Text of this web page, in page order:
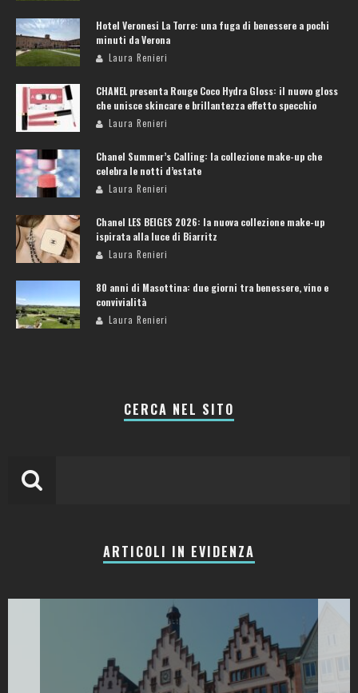
Hotel Veronesi La Torre: una fuga di benessere a pochi
minuti da Verona
Laura Renieri
CHANEL presenta Rouge Coco Hydra Gloss: il nuovo gloss
che unisce skincare e brillantezza effetto specchio
Laura Renieri
Chanel Summer’s Calling: la collezione make-up che
celebra le notti d’estate
Laura Renieri
Chanel LES BEIGES 2026: la nuova collezione make-up
ispirata alla luce di Biarritz
Laura Renieri
80 anni di Masottina: due giorni tra benessere, vino e
convivialità
Laura Renieri
CERCA NEL SITO
ARTICOLI IN EVIDENZA